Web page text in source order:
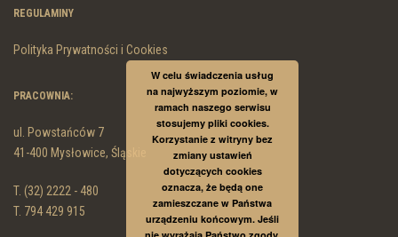
REGULAMINY
Polityka Prywatności i Cookies
PRACOWNIA:
ul. Powstańców 7
41-400 Mysłowice, Śląskie
T. (32) 2222 - 480
T. 794 429 915
W celu świadczenia usług
na najwyższym poziomie, w
ramach naszego serwisu
stosujemy pliki cookies.
Korzystanie z witryny bez
zmiany ustawień
dotyczących cookies
oznacza, że będą one
zamieszczane w Państwa
urządzeniu końcowym. Jeśli